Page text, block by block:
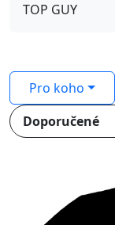
TOP GUY
Pro koho